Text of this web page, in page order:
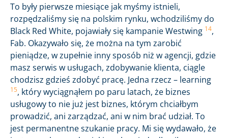
To były pierwsze miesiące jak myśmy istnieli,
rozpędzaliśmy się na polskim rynku, wchodziliśmy do
Black Red White, pojawiały się kampanie Westwing 14,
Fab. Okazywało się, że można na tym zarobić
pieniądze, w zupełnie inny sposób niż w agencji, gdzie
masz serwis w usługach, zdobywanie klienta, ciągle
chodzisz gdzieś zdobyć pracę. Jedna rzecz – learning
15, który wyciągnąłem po paru latach, że biznes
usługowy to nie już jest biznes, którym chciałbym
prowadzić, ani zarządzać, ani w nim brać udział. To
jest permanentne szukanie pracy. Mi się wydawało, że